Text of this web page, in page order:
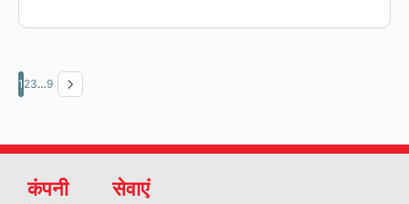
1 23…9
कंपनी सेवाएं